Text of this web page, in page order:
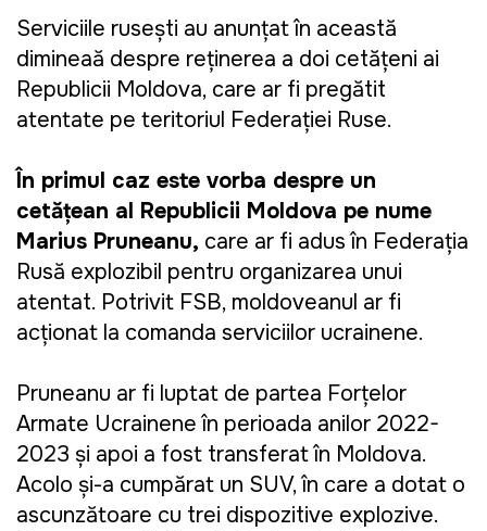
Serviciile rusești au anunțat în această
dimineață despre reținerea a doi cetățeni ai
Republicii Moldova, care ar fi pregătit
atentate pe teritoriul Federației Ruse.
În primul caz este vorba despre un
cetățean al Republicii Moldova pe nume
Marius Pruneanu, care ar fi adus în Federația
Rusă explozibil pentru organizarea unui
atentat. Potrivit FSB, moldoveanul ar fi
acționat la comanda serviciilor ucrainene.
Pruneanu ar fi luptat de partea Forțelor
Armate Ucrainene în perioada anilor 2022-
2023 și apoi a fost transferat în Moldova.
Acolo și-a cumpărat un SUV, în care a dotat o
ascunzătoare cu trei dispozitive explozive.